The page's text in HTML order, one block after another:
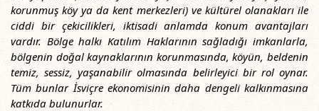
korunmuş köy ya da kent merkezleri) ve kültürel olanakları ile
ciddi bir çekicilikleri, iktisadi anlamda konum avantajları
vardır. Bölge halkı Katılım Haklarının sağladığı imkanlarla,
bölgenin doğal kaynaklarının korunmasında, köyün, beldenin
temiz, sessiz, yaşanabilir olmasında belirleyici bir rol oynar.
Tüm bunlar İsviçre ekonomisinin daha dengeli kalkınmasına
katkıda bulunurlar.